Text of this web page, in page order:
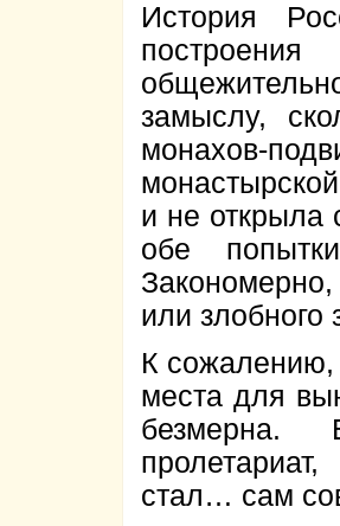
История
замыслу,
монахов-
и не открыла
обе
или злобного
К сожалению,
места для
безмерна.
стал… сам